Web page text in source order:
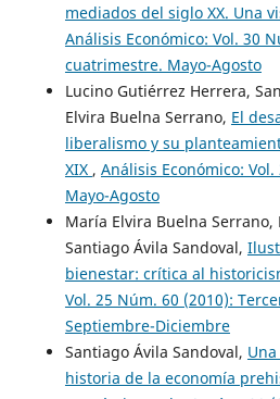
mediados del siglo XX. Una
Análisis Económico: Vol. 30
cuatrimestre. Mayo-Agosto
Lucino Gutiérrez Herrera,
Elvira Buelna Serrano, El
liberalismo y su
XIX , Análisis Económico:
Mayo-Agosto
María Elvira Buelna
Santiago Ávila Sandoval,
bienestar: crítica al
Vol. 25 Núm. 60 (2010):
Septiembre-Diciembre
Santiago Ávila Sandoval,
historia de la economía